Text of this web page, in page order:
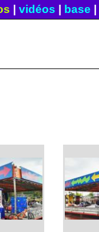
vidéos base